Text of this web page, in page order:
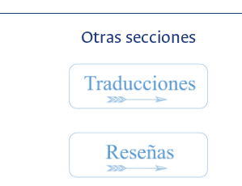
Otras secciones